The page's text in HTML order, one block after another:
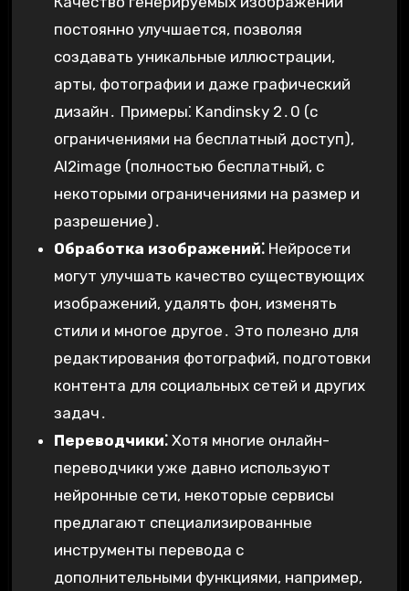
постоянно улучшается, позволяя
создавать уникальные иллюстрации,
арты, фотографии и даже графический
дизайн․ Примеры⁚ Kandinsky 2․0 (с
ограничениями на бесплатный доступ),
AI2image (полностью бесплатный, с
некоторыми ограничениями на размер и
разрешение)․
Обработка изображений⁚Нейросети
могут улучшать качество существующих
изображений, удалять фон, изменять
стили и многое другое․ Это полезно для
редактирования фотографий, подготовки
контента для социальных сетей и других
задач․
Переводчики⁚Хотя многие онлайн-
переводчики уже давно используют
нейронные сети, некоторые сервисы
предлагают специализированные
инструменты перевода с
дополнительными функциями, например,